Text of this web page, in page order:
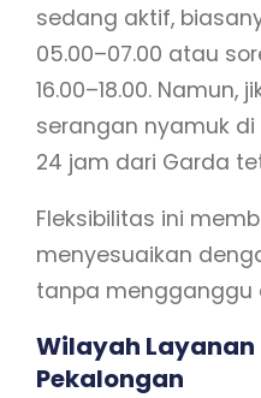
sedang aktif,
05.00–07.00 atau
16.00–18.00.
serangan nyamuk
24 jam dari Garda
Fleksibilitas ini
menyesuaikan
tanpa mengganggu
Wilayah Layanan
Pekalongan